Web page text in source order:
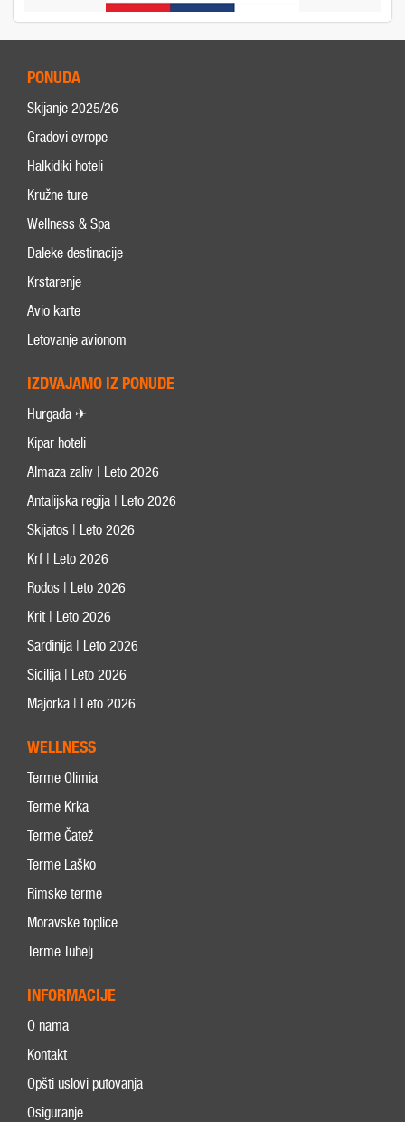
PONUDA
Skijanje 2025/26
Gradovi evrope
Halkidiki hoteli
Kružne ture
Wellness & Spa
Daleke destinacije
Krstarenje
Avio karte
Letovanje avionom
IZDVAJAMO IZ PONUDE
Hurgada ✈
Kipar hoteli
Almaza zaliv | Leto 2026
Antalijska regija | Leto 2026
Skijatos | Leto 2026
Krf | Leto 2026
Rodos | Leto 2026
Krit | Leto 2026
Sardinija | Leto 2026
Sicilija | Leto 2026
Majorka | Leto 2026
WELLNESS
Terme Olimia
Terme Krka
Terme Čatež
Terme Laško
Rimske terme
Moravske toplice
Terme Tuhelj
INFORMACIJE
O nama
Kontakt
Opšti uslovi putovanja
Osiguranje